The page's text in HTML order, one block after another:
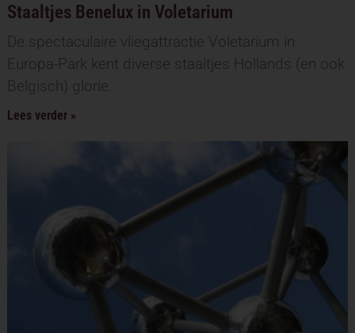
Staaltjes Benelux in Voletarium
De spectaculaire vliegattractie Voletarium in
Europa-Park kent diverse staaltjes Hollands (en ook
Belgisch) glorie.
Lees verder »